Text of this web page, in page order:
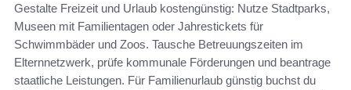
Gestalte Freizeit und Urlaub kostengünstig: Nutze Stadtparks,
Museen mit Familientagen oder Jahrestickets für
Schwimmbäder und Zoos. Tausche Betreuungszeiten im
Elternnetzwerk, prüfe kommunale Förderungen und beantrage
staatliche Leistungen. Für Familienurlaub günstig buchst du